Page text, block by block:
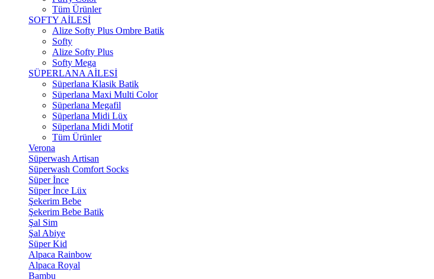
Tüm Ürünler
SOFTY AİLESİ
Alize Softy Plus Ombre Batik
Softy
Alize Softy Plus
Softy Mega
SÜPERLANA AİLESİ
Süperlana Klasik Batik
Süperlana Maxi Multi Color
Süperlana Megafil
Süperlana Midi Lüx
Süperlana Midi Motif
Tüm Ürünler
Verona
Süperwash Artisan
Süperwash Comfort Socks
Süper İnce
Süper İnce Lüx
Şekerim Bebe
Şekerim Bebe Batik
Şal Sim
Şal Abiye
Süper Kid
Alpaca Rainbow
Alpaca Royal
Bambu